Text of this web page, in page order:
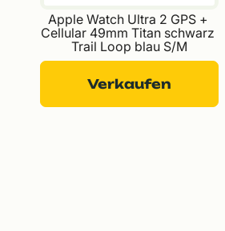
Apple Watch Ultra 2 GPS +
Cellular 49mm Titan schwarz
Trail Loop blau S/M
Verkaufen